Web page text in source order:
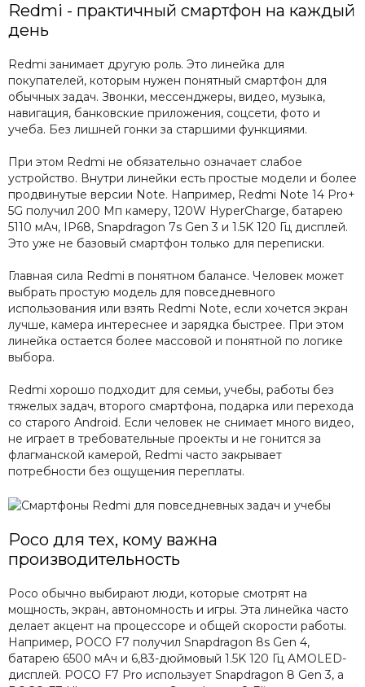
Redmi - практичный смартфон на каждый
день
Redmi занимает другую роль. Это линейка для
покупателей, которым нужен понятный смартфон для
обычных задач. Звонки, мессенджеры, видео, музыка,
навигация, банковские приложения, соцсети, фото и
учеба. Без лишней гонки за старшими функциями.
При этом Redmi не обязательно означает слабое
устройство. Внутри линейки есть простые модели и более
продвинутые версии Note. Например, Redmi Note 14 Pro+
5G получил 200 Мп камеру, 120W HyperCharge, батарею
5110 мАч, IP68, Snapdragon 7s Gen 3 и 1.5K 120 Гц дисплей.
Это уже не базовый смартфон только для переписки.
Главная сила Redmi в понятном балансе. Человек может
выбрать простую модель для повседневного
использования или взять Redmi Note, если хочется экран
лучше, камера интереснее и зарядка быстрее. При этом
линейка остается более массовой и понятной по логике
выбора.
Redmi хорошо подходит для семьи, учебы, работы без
тяжелых задач, второго смартфона, подарка или перехода
со старого Android. Если человек не снимает много видео,
не играет в требовательные проекты и не гонится за
флагманской камерой, Redmi часто закрывает
потребности без ощущения переплаты.
Poco для тех, кому важна
производительность
Poco обычно выбирают люди, которые смотрят на
мощность, экран, автономность и игры. Эта линейка часто
делает акцент на процессоре и общей скорости работы.
Например, POCO F7 получил Snapdragon 8s Gen 4,
батарею 6500 мАч и 6,83-дюймовый 1.5K 120 Гц AMOLED-
дисплей. POCO F7 Pro использует Snapdragon 8 Gen 3, а